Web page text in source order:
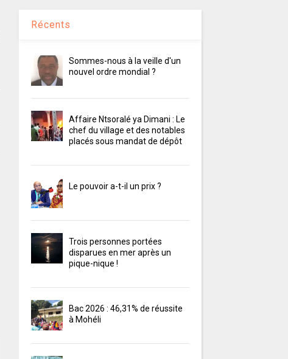
Récents
Sommes-nous à la veille d'un
nouvel ordre mondial ?
Affaire Ntsoralé ya Dimani : Le
chef du village et des notables
placés sous mandat de dépôt
Le pouvoir a-t-il un prix ?
Trois personnes portées
disparues en mer après un
pique-nique !
Bac 2026 : 46,31% de réussite
à Mohéli